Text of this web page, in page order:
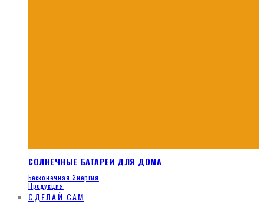
СОЛНЕЧНЫЕ БАТАРЕИ ДЛЯ ДОМА
Бесконечная Энергия
Продукция
СДЕЛАЙ САМ